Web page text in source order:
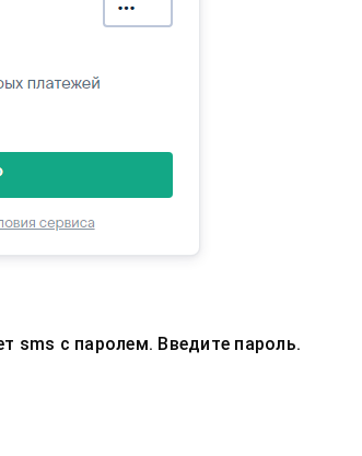
sms с паролем. Введите пароль.